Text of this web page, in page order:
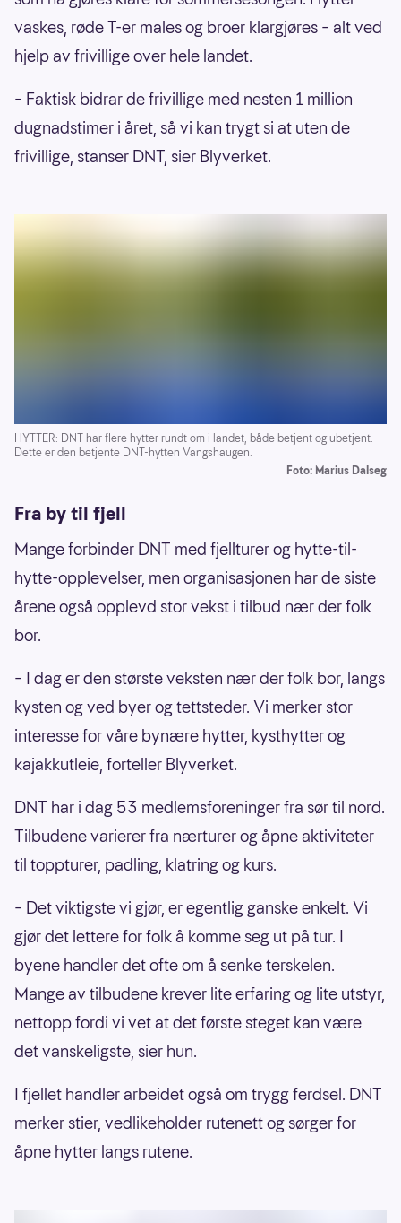
vaskes, røde T-er males og broer klargjøres – alt ved
hjelp av frivillige over hele landet.
– Faktisk bidrar de frivillige med nesten 1 million
dugnadstimer i året, så vi kan trygt si at uten de
frivillige, stanser DNT, sier Blyverket.
HYTTER: DNT har flere hytter rundt om i landet, både betjent og ubetjent.
Dette er den betjente DNT-hytten Vangshaugen.
Foto: Marius Dalseg
Fra by til fjell
Mange forbinder DNT med fjellturer og hytte-til-
hytte-opplevelser, men organisasjonen har de siste
årene også opplevd stor vekst i tilbud nær der folk
bor.
– I dag er den største veksten nær der folk bor, langs
kysten og ved byer og tettsteder. Vi merker stor
interesse for våre bynære hytter, kysthytter og
kajakkutleie, forteller Blyverket.
DNT har i dag 53 medlemsforeninger fra sør til nord.
Tilbudene varierer fra nærturer og åpne aktiviteter
til toppturer, padling, klatring og kurs.
– Det viktigste vi gjør, er egentlig ganske enkelt. Vi
gjør det lettere for folk å komme seg ut på tur. I
byene handler det ofte om å senke terskelen.
Mange av tilbudene krever lite erfaring og lite utstyr,
nettopp fordi vi vet at det første steget kan være
det vanskeligste, sier hun.
I fjellet handler arbeidet også om trygg ferdsel. DNT
merker stier, vedlikeholder rutenett og sørger for
åpne hytter langs rutene.